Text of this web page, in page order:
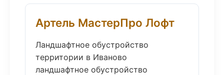
Артель МастерПро Лофт
Ландшафтное обустройство
территории в Иваново
ландшафтное обустройство